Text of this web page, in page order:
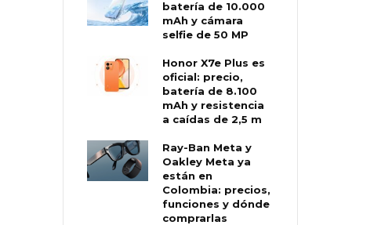
batería de 10.000
mAh y cámara
selfie de 50 MP
Honor X7e Plus es
oficial: precio,
batería de 8.100
mAh y resistencia
a caídas de 2,5 m
Ray-Ban Meta y
Oakley Meta ya
están en
Colombia: precios,
funciones y dónde
comprarlas